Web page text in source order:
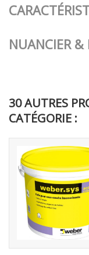
NUANCIER
30 AUTRES
CATÉGORIE :